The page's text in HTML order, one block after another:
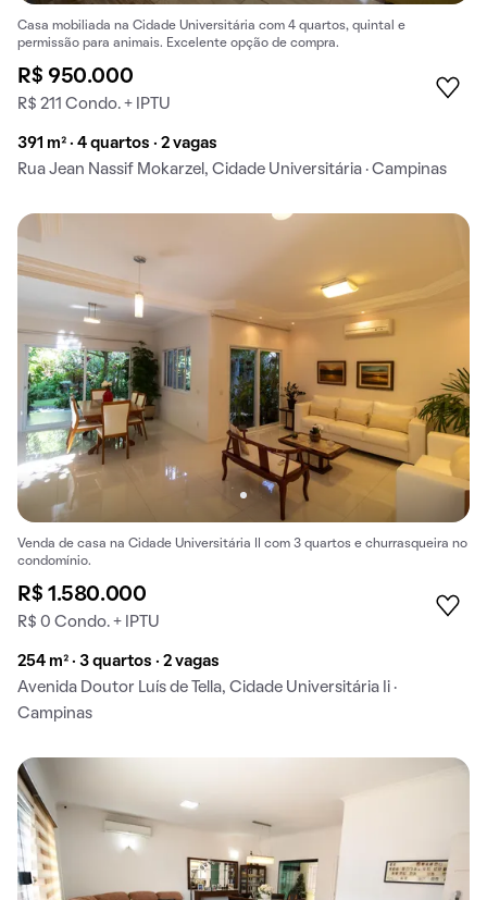
Casa mobiliada na Cidade Universitária com 4 quartos, quintal e
permissão para animais. Excelente opção de compra.
R$ 950.000
R$ 211 Condo. + IPTU
391 m² · 4 quartos · 2 vagas
Rua Jean Nassif Mokarzel, Cidade Universitária · Campinas
Venda de casa na Cidade Universitária II com 3 quartos e churrasqueira no
condomínio.
R$ 1.580.000
R$ 0 Condo. + IPTU
254 m² · 3 quartos · 2 vagas
Avenida Doutor Luís de Tella, Cidade Universitária Ii ·
Campinas